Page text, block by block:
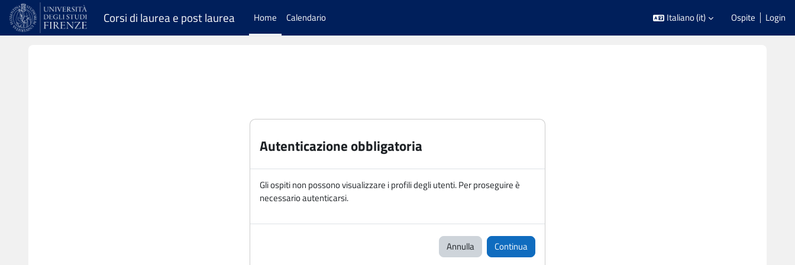
Vai al contenuto principale
Corsi di laurea e post laurea Home Calendario Italiano ‎(it)‎ Ospite Login
Autenticazione obbligatoria
Gli ospiti non possono visualizzare i profili degli utenti. Per proseguire è
necessario autenticarsi.
Annulla Continua